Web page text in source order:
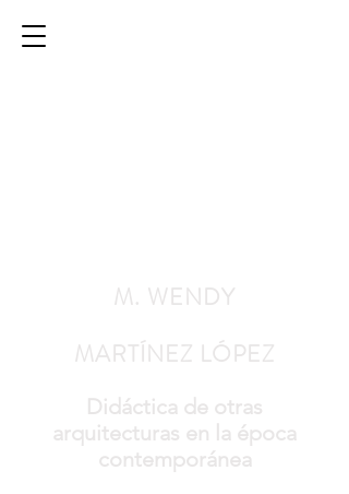
M. WENDY
MARTÍNEZ LÓPEZ
Didáctica de otras
arquitecturas en la época
contemporánea